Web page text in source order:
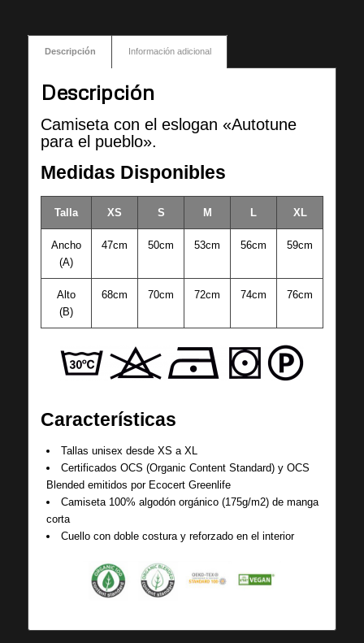
Descripción Información adicional
Descripción
Camiseta con el eslogan «Autotune
para el pueblo».
Medidas Disponibles
Talla XS S M L XL
Ancho
(A)
47cm 50cm 53cm 56cm 59cm
Alto
(B)
68cm 70cm 72cm 74cm 76cm
Características
Tallas unisex desde XS a XL
Certificados OCS (Organic Content Standard) y OCS
Blended emitidos por Ecocert Greenlife
Camiseta 100% algodón orgánico (175g/m2) de manga
corta
Cuello con doble costura y reforzado en el interior